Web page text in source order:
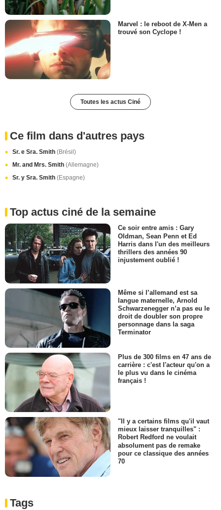
Marvel : le reboot de X-Men a
trouvé son Cyclope !
Toutes les actus Ciné
Ce film dans d'autres pays
Sr. e Sra. Smith (Brésil)
Mr. and Mrs. Smith (Allemagne)
Sr. y Sra. Smith (Espagne)
Top actus ciné de la semaine
Ce soir entre amis : Gary
Oldman, Sean Penn et Ed
Harris dans l'un des meilleurs
thrillers des années 90
injustement oublié !
Même si l’allemand est sa
langue maternelle, Arnold
Schwarzenegger n’a pas eu le
droit de doubler son propre
personnage dans la saga
Terminator
Plus de 300 films en 47 ans de
carrière : c'est l'acteur qu'on a
le plus vu dans le cinéma
français !
"Il y a certains films qu'il vaut
mieux laisser tranquilles" :
Robert Redford ne voulait
absolument pas de remake
pour ce classique des années
70
Tags